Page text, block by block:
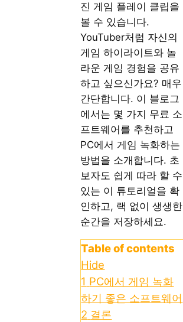
진 게임 플레이 클립을
볼 수 있습니다.
YouTuber처럼 자신의
게임 하이라이트와 놀
라운 게임 경험을 공유
하고 싶으신가요? 매우
간단합니다. 이 블로그
에서는 몇 가지 무료 소
프트웨어를 추천하고
PC에서 게임 녹화하는
방법을 소개합니다. 초
보자도 쉽게 따라 할 수
있는 이 튜토리얼을 확
인하고, 랙 없이 생생한
순간을 저장하세요.
Table of contents
Hide
1 PC에서 게임 녹화
하기 좋은 소프트웨어
2 결론